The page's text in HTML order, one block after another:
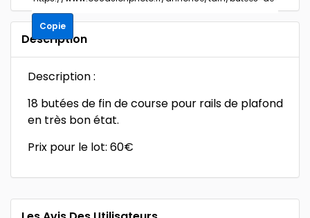
Copie
Description
Description :
18 butées de fin de course pour rails de plafond
en très bon état.
Prix pour le lot: 60€